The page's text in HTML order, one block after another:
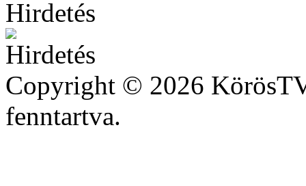
Copyright © 2026
fenntartva.